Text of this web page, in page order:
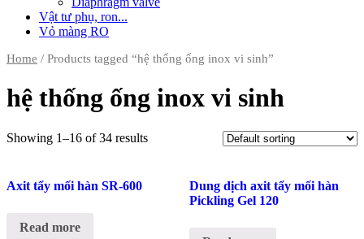
Vật tư phụ, ron...
Vỏ màng RO
Home / Products tagged “hệ thống ống inox vi sinh”
hệ thống ống inox vi sinh
Showing 1–16 of 34 results
Axit tẩy mối hàn SR-600
Read more
Dung dịch axit tẩy mối hàn
Pickling Gel 120